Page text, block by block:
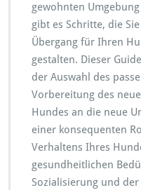
gewohnten
gibt es Schritte, die
Übergang für Ihren
gestalten. Dieser
der Auswahl des
Vorbereitung des
Hundes an die neue
einer konsequenten
Verhaltens Ihres
gesundheitlichen
Sozialisierung und